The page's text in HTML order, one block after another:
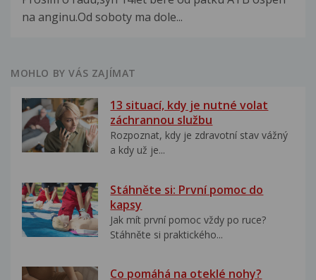
na anginu.Od soboty ma dole...
MOHLO BY VÁS ZAJÍMAT
13 situací, kdy je nutné volat
záchrannou službu
Rozpoznat, kdy je zdravotní stav vážný
a kdy už je...
Stáhněte si: První pomoc do
kapsy
Jak mít první pomoc vždy po ruce?
Stáhněte si praktického...
Co pomáhá na oteklé nohy?